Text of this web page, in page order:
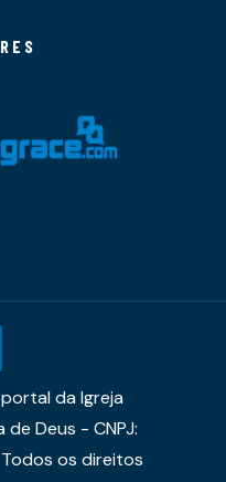
da Igreja
Deus - CNPJ:
os direitos